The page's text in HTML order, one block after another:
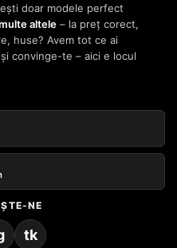
doar modele perfect
altele – la preț corect,
huse? Avem tot ce ai
convinge-te – aici e locul
NE
tk